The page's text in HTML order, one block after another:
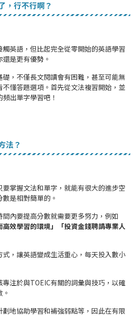
，行不行啊？
英語，但比起完全從零開始的英語學習
是更有優勢。
，不僅長文閱讀會有困難，甚至可能無
懂答題選項。首先從文法複習開始，並
出單字學習吧！
法？
要掌握文法和單字，就能有很大的進步空
是相對簡單的。
內要提高分數就需要更多努力，例如
高效學習的環境」「投資金錢聘請專業人
，讓英語變成生活重心，每天投入數小
注於與TOEIC有關的詞彙與技巧，以確
地協助學習和補強弱點等，因此在有限